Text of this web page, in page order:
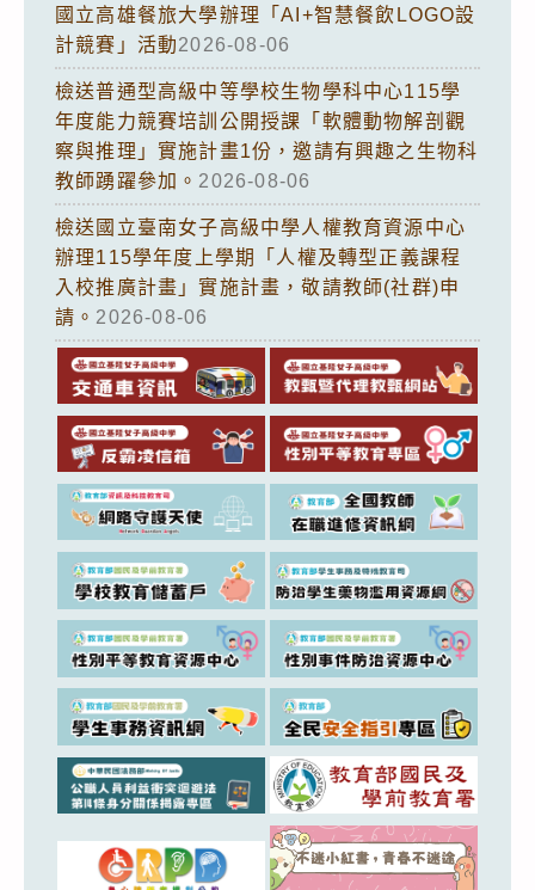
國立高雄餐旅大學辦理「AI+智慧餐飲LOGO設
計競賽」活動2026-08-06
檢送普通型高級中等學校生物學科中心115學
年度能力競賽培訓公開授課「軟體動物解剖觀
察與推理」實施計畫1份，邀請有興趣之生物科
教師踴躍參加。 2026-08-06
檢送國立臺南女子高級中學人權教育資源中心
辦理115學年度上學期「人權及轉型正義課程
入校推廣計畫」實施計畫，敬請教師(社群)申
請。 2026-08-06